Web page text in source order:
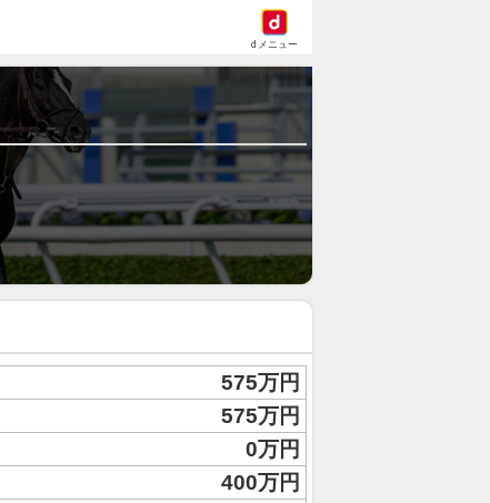
dメニュー
575万円
575万円
0万円
400万円